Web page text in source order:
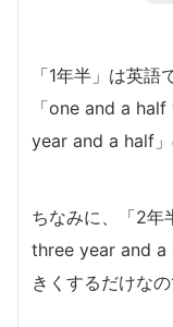
「1年半」は英
「one and a
year and a half」
ちなみに、「2
three year and a
きくするだけな